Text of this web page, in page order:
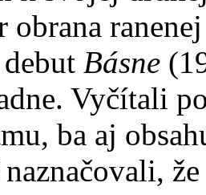
obrana
Básne
Vyčítali
ba aj